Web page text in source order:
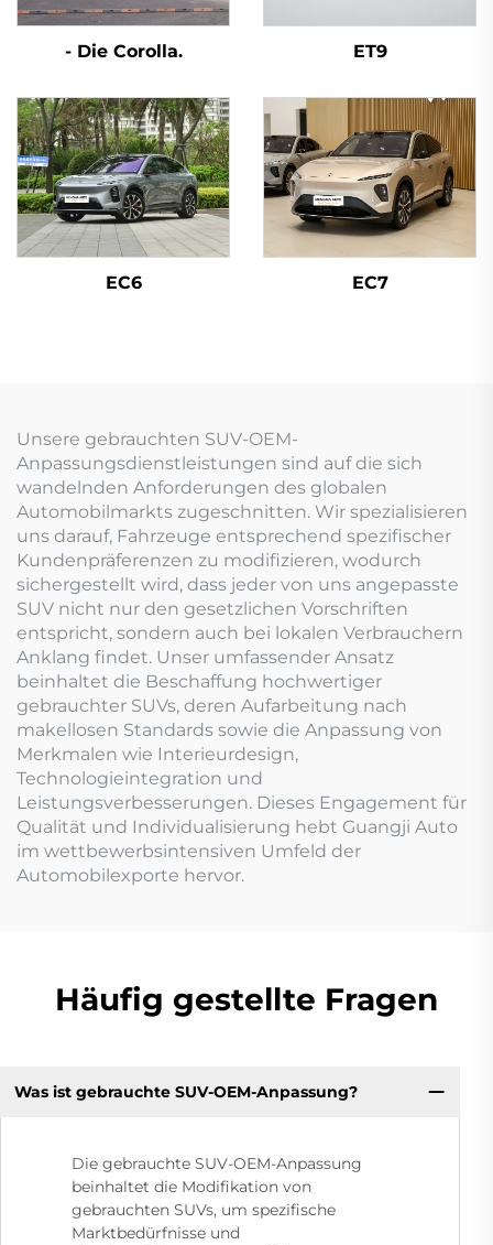
- Die Corolla. ET9
EC6 EC7
Unsere gebrauchten SUV-OEM-
Anpassungsdienstleistungen sind auf die sich
wandelnden Anforderungen des globalen
Automobilmarkts zugeschnitten. Wir spezialisieren
uns darauf, Fahrzeuge entsprechend spezifischer
Kundenpräferenzen zu modifizieren, wodurch
sichergestellt wird, dass jeder von uns angepasste
SUV nicht nur den gesetzlichen Vorschriften
entspricht, sondern auch bei lokalen Verbrauchern
Anklang findet. Unser umfassender Ansatz
beinhaltet die Beschaffung hochwertiger
gebrauchter SUVs, deren Aufarbeitung nach
makellosen Standards sowie die Anpassung von
Merkmalen wie Interieurdesign,
Technologieintegration und
Leistungsverbesserungen. Dieses Engagement für
Qualität und Individualisierung hebt Guangji Auto
im wettbewerbsintensiven Umfeld der
Automobilexporte hervor.
Häufig gestellte Fragen
Was ist gebrauchte SUV-OEM-Anpassung?
Die gebrauchte SUV-OEM-Anpassung
beinhaltet die Modifikation von
gebrauchten SUVs, um spezifische
Marktbedürfnisse und